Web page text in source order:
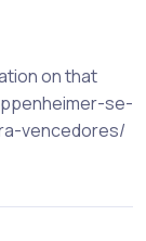
on that
se-
vencedores/